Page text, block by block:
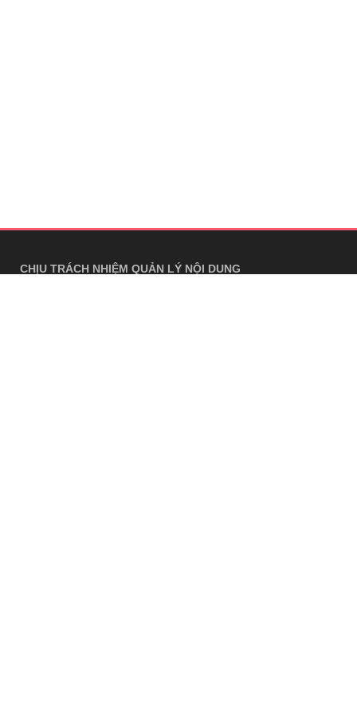
CHỊU TRÁCH NHIỆM QUẢN LÝ NỘI DUNG